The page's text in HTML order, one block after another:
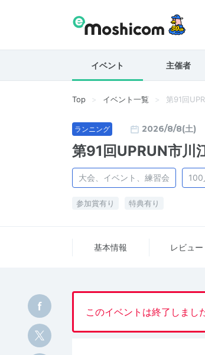
イベント 主催者
Top イベント一覧 第91回
ランニング 2026/8/8(土)
第91回UPRUN市
大会、イベント、練習会 100
参加賞有り 特典有り
基本情報 レビュー
このイベントは終了しまし